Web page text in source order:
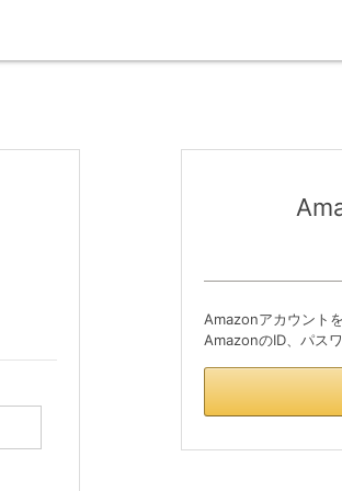
Amazonアカウント
AmazonのID、パス